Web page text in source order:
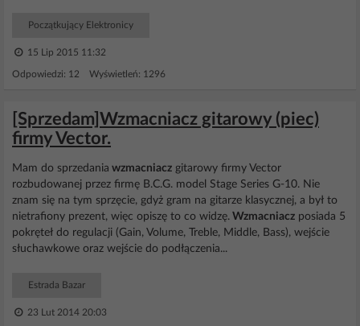
Początkujący Elektronicy
15 Lip 2015 11:32
Odpowiedzi: 12 Wyświetleń: 1296
[Sprzedam]Wzmacniacz gitarowy (piec)
firmy Vector.
Mam do sprzedania wzmacniacz gitarowy firmy Vector
rozbudowanej przez firmę B.C.G. model Stage Series G-10. Nie
znam się na tym sprzęcie, gdyż gram na gitarze klasycznej, a był to
nietrafiony prezent, więc opiszę to co widzę. Wzmacniacz posiada 5
pokręteł do regulacji (Gain, Volume, Treble, Middle, Bass), wejście
słuchawkowe oraz wejście do podłączenia...
Estrada Bazar
23 Lut 2014 20:03